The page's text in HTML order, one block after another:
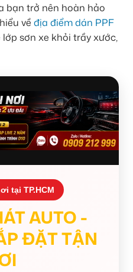
bạn trở nên hoàn hảo
về địa điểm dán PPF
lớp sơn xe khỏi trầy xước,
tại TP.HCM
AUTO -
ĐẶT TẬN